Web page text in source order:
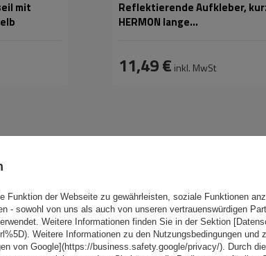
mit
Reflektierende Aufkleber,
HERMON lange
11,49 € inkl. MwSt
Funktion der Webseite zu gewährleisten, soziale Funktionen
- sowohl von uns als auch von unseren vertrauenswürdigen
Weitere Informationen finden Sie in der Sektion
Weitere Informationen zu den Nutzungsbedingungen und
von Google](https://business.safety.google/privacy/). Durch